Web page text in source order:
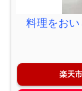
料理をお
楽天